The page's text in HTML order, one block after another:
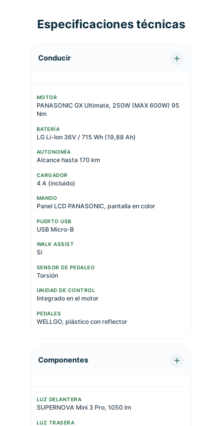
Especificaciones técnicas
Conducir
MOTOR
PANASONIC GX Ultimate, 250W (MAX 600W) 95
Nm
BATERÍA
LG Li-Ion 36V / 715 Wh (19,88 Ah)
AUTONOMÍA
Alcance hasta 170 km
CARGADOR
4 A (incluido)
MANDO
Panel LCD PANASONIC, pantalla en color
PUERTO USB
USB Micro-B
WALK ASSIST
Sí
SENSOR DE PEDALEO
Torsión
UNIDAD DE CONTROL
Integrado en el motor
PEDALES
WELLGO, plástico con reflector
Componentes
LUZ DELANTERA
SUPERNOVA Mini 3 Pro, 1050 lm
LUZ TRASERA